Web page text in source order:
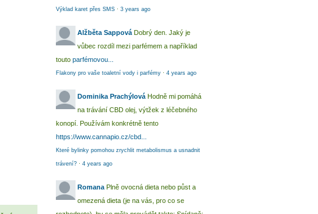
Výklad karet přes SMS · 3 years ago
Alžběta Sappová Dobrý den. Jaký je
vůbec rozdíl mezi parfémem a například
touto parfémovou...
Flakony pro vaše toaletní vody i parfémy · 4 years ago
Dominika Prachýlová Hodně mi pomáhá
na trávání CBD olej, výtžek z léčebného
konopí. Používám konkrétně tento
https://www.cannapio.cz/cbd...
Které bylinky pomohou zrychlit metabolismus a usnadnit
trávení? · 4 years ago
Romana Plně ovocná dieta nebo půst a
omezená dieta (je na vás, pro co se